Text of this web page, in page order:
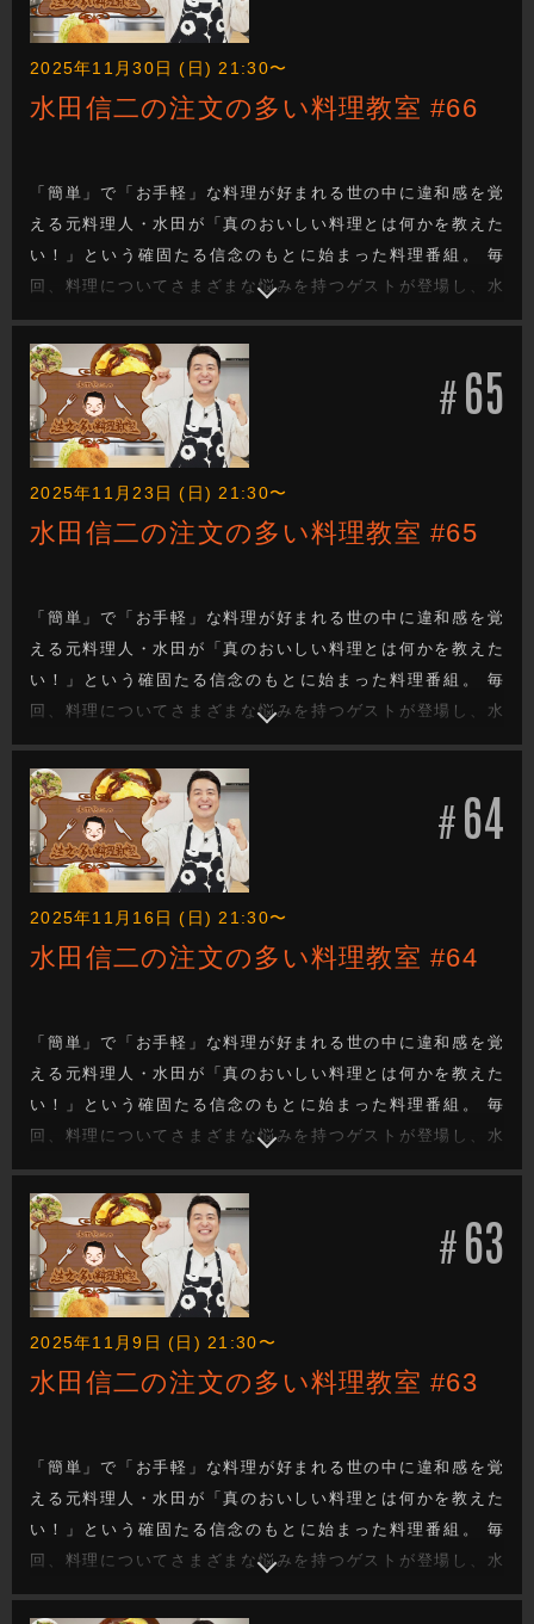
2025年11月30日 (日) 21:30〜
水田信二の注文の多い料理教室 #66
「簡単」で「お手軽」な料理が好まれる世の中に違和感を覚
える元料理人・水田が「真のおいしい料理とは何かを教えた
い！」という確固たる信念のもとに始まった料理番組。 毎
回、料理についてさまざまな悩みを持つゲストが登場し、水
田が「真のおいしい料理は料理人の手間と技があってこ
そ！」と、ゲストの要望にこたえたりこたえなかったりしな
がら厳しくも的確にゲストを指導！見事ゲストの悩みを解決
する料理を教えていきます。
#65
2025年11月23日 (日) 21:30〜
水田信二の注文の多い料理教室 #65
「簡単」で「お手軽」な料理が好まれる世の中に違和感を覚
える元料理人・水田が「真のおいしい料理とは何かを教えた
い！」という確固たる信念のもとに始まった料理番組。 毎
回、料理についてさまざまな悩みを持つゲストが登場し、水
田が「真のおいしい料理は料理人の手間と技があってこ
そ！」と、ゲストの要望にこたえたりこたえなかったりしな
がら厳しくも的確にゲストを指導！見事ゲストの悩みを解決
する料理を教えていきます。
#64
2025年11月16日 (日) 21:30〜
水田信二の注文の多い料理教室 #64
「簡単」で「お手軽」な料理が好まれる世の中に違和感を覚
える元料理人・水田が「真のおいしい料理とは何かを教えた
い！」という確固たる信念のもとに始まった料理番組。 毎
回、料理についてさまざまな悩みを持つゲストが登場し、水
田が「真のおいしい料理は料理人の手間と技があってこ
そ！」と、ゲストの要望にこたえたりこたえなかったりしな
がら厳しくも的確にゲストを指導！見事ゲストの悩みを解決
する料理を教えていきます。
#63
2025年11月9日 (日) 21:30〜
水田信二の注文の多い料理教室 #63
「簡単」で「お手軽」な料理が好まれる世の中に違和感を覚
える元料理人・水田が「真のおいしい料理とは何かを教えた
い！」という確固たる信念のもとに始まった料理番組。 毎
回、料理についてさまざまな悩みを持つゲストが登場し、水
田が「真のおいしい料理は料理人の手間と技があってこ